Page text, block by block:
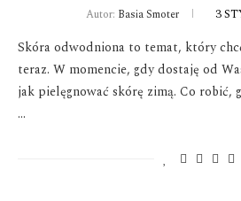
Autor: Basia Smoter 3
Skóra odwodniona to temat, który
teraz. W momencie, gdy dostaję od
jak pielęgnować skórę zimą. Co robić,
…